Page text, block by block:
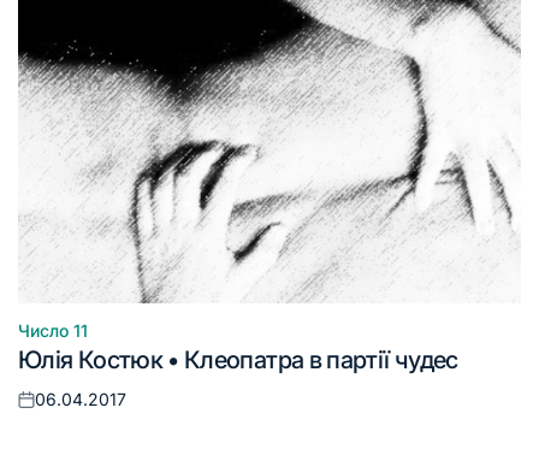
Опублікувати
у
Число 11
Юлія Костюк • Клеопатра в партії чудес
Оприлюднено
06.04.2017